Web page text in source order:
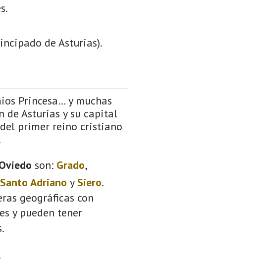
de Asturias).
Princesa… y muchas
de Asturias y su capital
primer reino cristiano
son: Grado,
Santo Adriano ySiero.
geográficas con
y pueden tener